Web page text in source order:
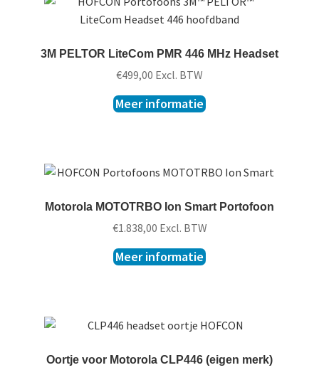
3M PELTOR LiteCom PMR 446 MHz Headset
€499,00 Excl. BTW
Meer informatie
Motorola MOTOTRBO Ion Smart Portofoon
€1.838,00 Excl. BTW
Meer informatie
Oortje voor Motorola CLP446 (eigen merk)